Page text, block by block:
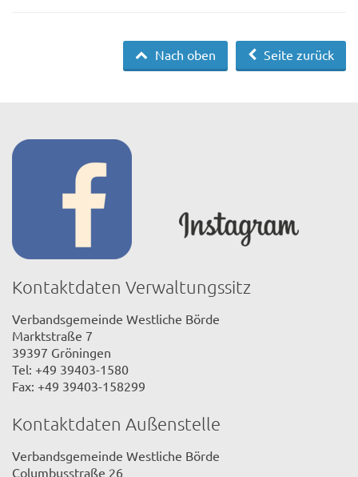
Seite zurück
Nach oben
Kontaktdaten Verwaltungssitz
Verbandsgemeinde Westliche Börde
Marktstraße 7
39397 Gröningen
Tel: +49 39403-1580
Fax: +49 39403-158299
Kontaktdaten Außenstelle
Verbandsgemeinde Westliche Börde
Columbusstraße 26